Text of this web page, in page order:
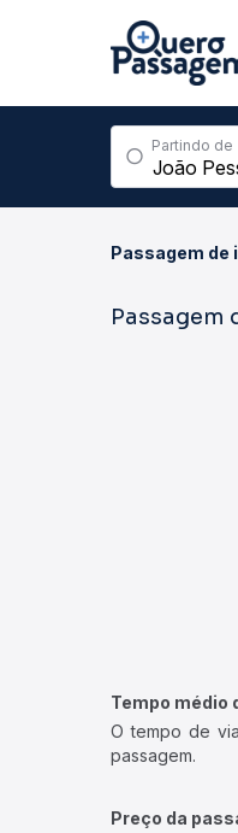
Partindo de
Passagem de
Passagem
Tempo médio
O tempo de
passagem.
Preço da